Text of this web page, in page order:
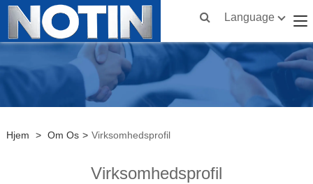
Language
Hjem > Om Os > Virksomhedsprofil
Virksomhedsprofil